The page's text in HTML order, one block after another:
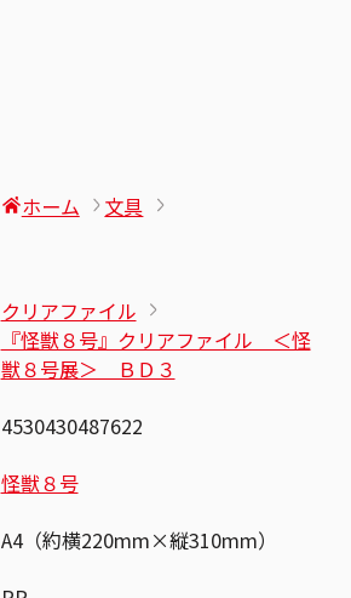
ホーム 文具
クリアファイル
『怪獣８号』クリアファイル ＜怪
獣８号展＞ ＢＤ３
4530430487622
怪獣８号
A4（約横220mm×縦310mm）